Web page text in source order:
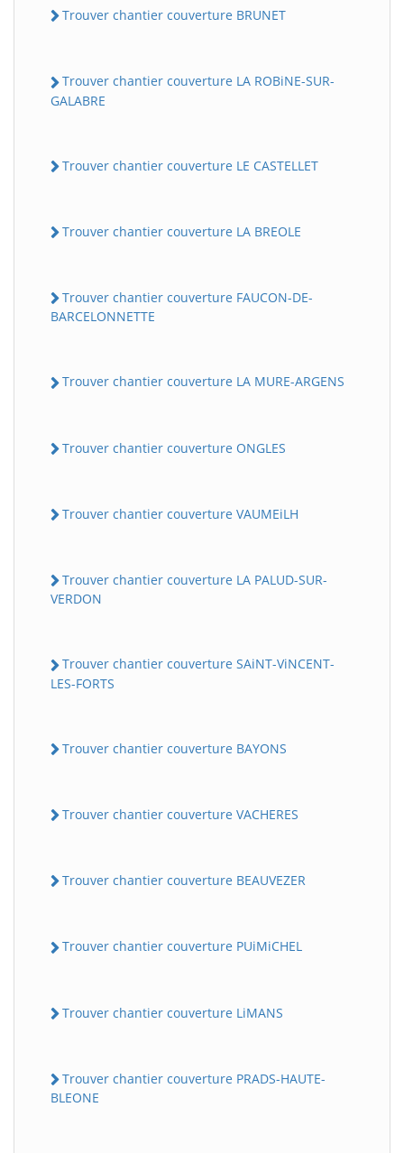
Trouver chantier couverture BRUNET
Trouver chantier couverture LA ROBiNE-SUR-
GALABRE
Trouver chantier couverture LE CASTELLET
Trouver chantier couverture LA BREOLE
Trouver chantier couverture FAUCON-DE-
BARCELONNETTE
Trouver chantier couverture LA MURE-ARGENS
Trouver chantier couverture ONGLES
Trouver chantier couverture VAUMEiLH
Trouver chantier couverture LA PALUD-SUR-
VERDON
Trouver chantier couverture SAiNT-ViNCENT-
LES-FORTS
Trouver chantier couverture BAYONS
Trouver chantier couverture VACHERES
Trouver chantier couverture BEAUVEZER
Trouver chantier couverture PUiMiCHEL
Trouver chantier couverture LiMANS
Trouver chantier couverture PRADS-HAUTE-
BLEONE